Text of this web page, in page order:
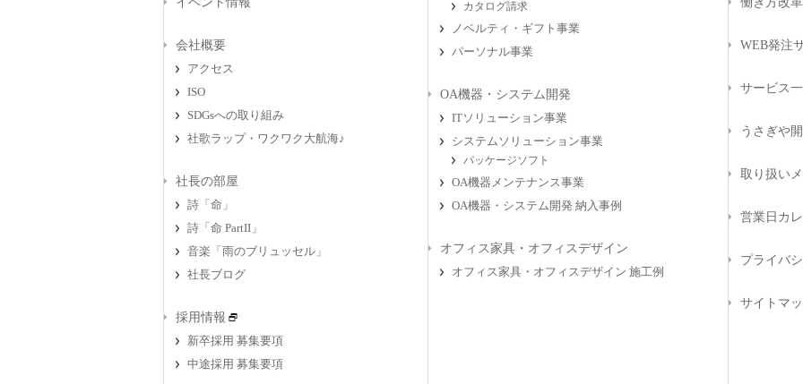
会社概要
アクセス
ISO
SDGsへの取り組み
社歌ラップ・ワクワク大航海♪
社長の部屋
詩「命」
詩「命 PartII」
音楽「雨のブリュッセル」
社長ブログ
採用情報
新卒採用 募集要項
中途採用 募集要項
カタログ請求
ノベルティ・ギフト事業
パーソナル事業
OA機器・システム開発
ITソリューション事業
システムソリューション事業
パッケージソフト
OA機器メンテナンス事業
OA機器・システム開発 納入事例
オフィス家具・オフィスデザイン
オフィス家具・オフィスデザイン 施工例
WEB発注
サービス
うさぎや
取り扱い
営業日カ
プライバ
サイトマ